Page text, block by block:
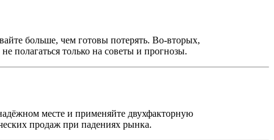
больше, чем готовы потерять. Во-вторых,
полагаться только на советы и прогнозы.
месте и применяйте двухфакторную
продаж при падениях рынка.